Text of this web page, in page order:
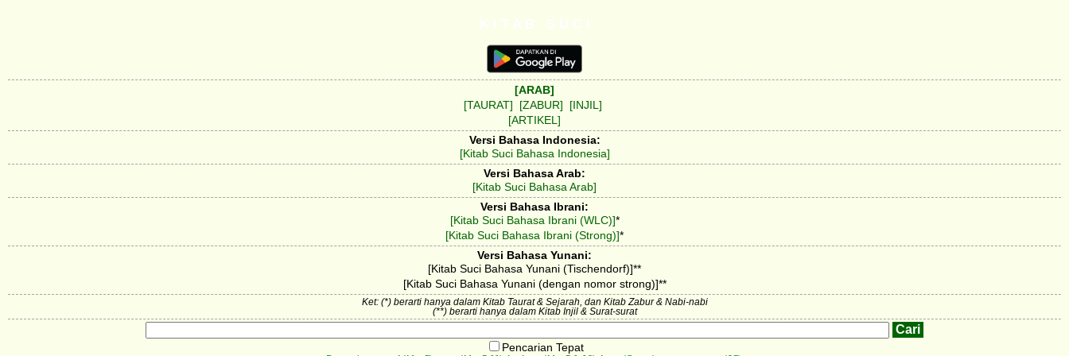
[ARAB]
[TAURAT]
[ZABUR]
[INJIL]
[ARTIKEL]
Versi Bahasa Indonesia:
[Kitab Suci Bahasa Indonesia]
Versi Bahasa Arab:
[Kitab Suci Bahasa Arab]
Versi Bahasa Ibrani:
[Kitab Suci Bahasa Ibrani (WLC)]*
[Kitab Suci Bahasa Ibrani (Strong)]*
Versi Bahasa Yunani:
[Kitab Suci Bahasa Yunani (Tischendorf)]**
[Kitab Suci Bahasa Yunani (dengan nomor strong)]**
Ket: (*) berarti hanya dalam Kitab Taurat & Sejarah, dan Kitab Zabur & Nabi-nabi
(**) berarti hanya dalam Kitab Injil & Surat-surat
Pencarian Tepat